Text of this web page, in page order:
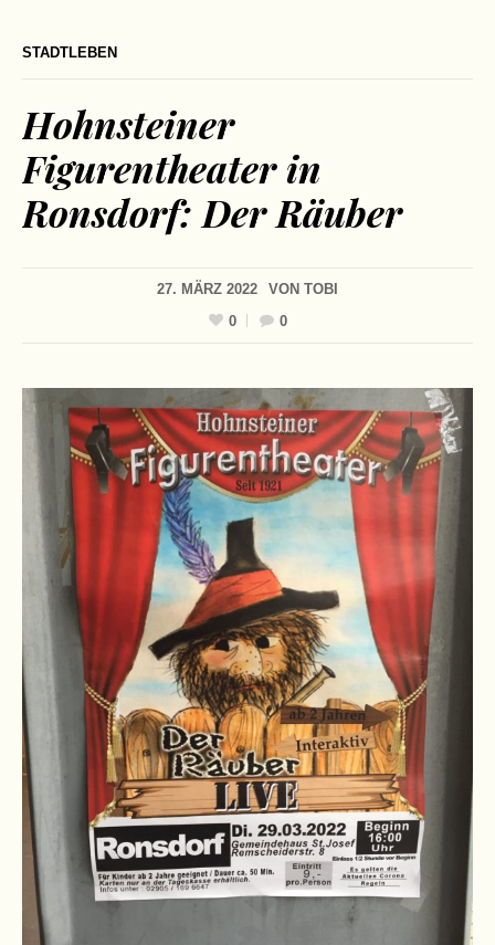
STADTLEBEN
Hohnsteiner
Figurentheater in
Ronsdorf: Der Räuber
27. MÄRZ 2022 VON TOBI
0
0